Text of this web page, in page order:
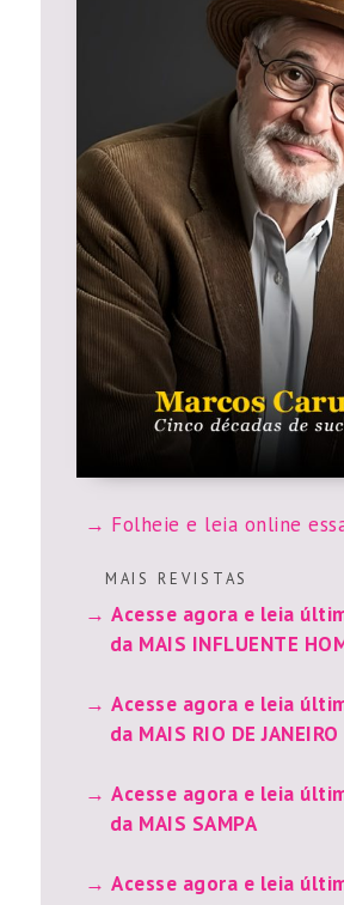
Folheie e leia online
M A I S R E V I S T A S
Acesse agora e leia
da MAIS INFLUENTE
Acesse agora e leia
da MAIS RIO DE JANEIRO
Acesse agora e leia
da MAIS SAMPA
Acesse agora e leia